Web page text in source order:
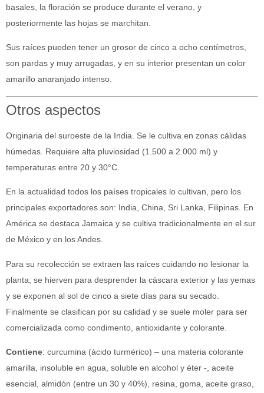
basales, la floración se produce durante el verano, y
posteriormente las hojas se marchitan.
Sus raíces pueden tener un grosor de cinco a ocho centímetros,
son pardas y muy arrugadas, y en su interior presentan un color
amarillo anaranjado intenso.
Otros aspectos
Originaria del suroeste de la India. Se le cultiva en zonas cálidas
húmedas. Requiere alta pluviosidad (1.500 a 2.000 ml) y
temperaturas entre 20 y 30°C.
En la actualidad todos los países tropicales lo cultivan, pero los
principales exportadores son: India, China, Sri Lanka, Filipinas. En
América se destaca Jamaica y se cultiva tradicionalmente en el sur
de México y en los Andes.
Para su recolección se extraen las raíces cuidando no lesionar la
planta; se hierven para desprender la cáscara exterior y las yemas
y se exponen al sol de cinco a siete días para su secado.
Finalmente se clasifican por su calidad y se suele moler para ser
comercializada como condimento, antioxidante y colorante.
Contiene: curcumina (ácido turmérico) – una materia colorante
amarilla, insoluble en agua, soluble en alcohol y éter -, aceite
esencial, almidón (entre un 30 y 40%), resina, goma, aceite graso,